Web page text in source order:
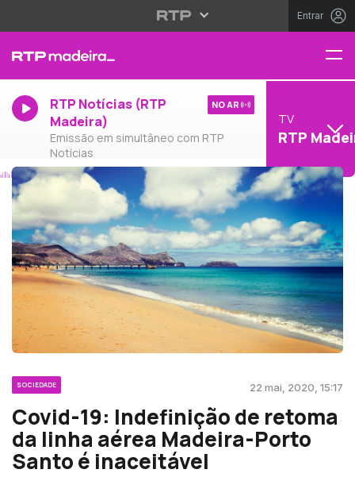
Entrar
RTP Notícias (RTP
Madeira)
Emissão em simultâneo com RTP
Notícias
NO AR
TV
RTP
SOCIEDADE 22 mai, 2020, 15:17
Covid-19: Indefinição de retoma
da linha aérea Madeira-Porto
Santo é inaceitável